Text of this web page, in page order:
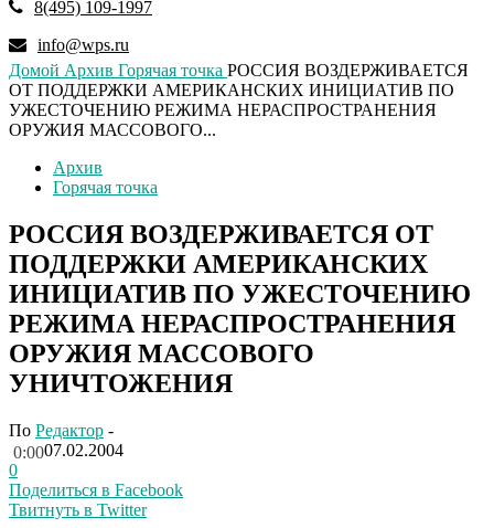
8(495) 109-1997
info@wps.ru
Домой Архив Горячая точка РОССИЯ ВОЗДЕРЖИВАЕТСЯ
ОТ ПОДДЕРЖКИ АМЕРИКАНСКИХ ИНИЦИАТИВ ПО
УЖЕСТОЧЕНИЮ РЕЖИМА НЕРАСПРОСТРАНЕНИЯ
ОРУЖИЯ МАССОВОГО...
Архив
Горячая точка
РОССИЯ ВОЗДЕРЖИВАЕТСЯ ОТ
ПОДДЕРЖКИ АМЕРИКАНСКИХ
ИНИЦИАТИВ ПО УЖЕСТОЧЕНИЮ
РЕЖИМА НЕРАСПРОСТРАНЕНИЯ
ОРУЖИЯ МАССОВОГО
УНИЧТОЖЕНИЯ
По Редактор -
07.02.2004
0:00
0
Поделиться в Facebook
Твитнуть в Twitter